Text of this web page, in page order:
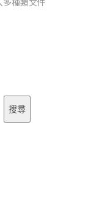
搜尋